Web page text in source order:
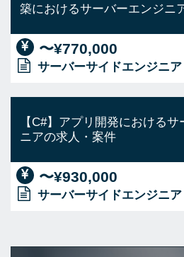
築におけるサーバーエンジニ
〜¥770,000
サーバーサイドエンジニア
【C#】アプリ開発における
ニアの求人・案件
〜¥930,000
サーバーサイドエンジニア